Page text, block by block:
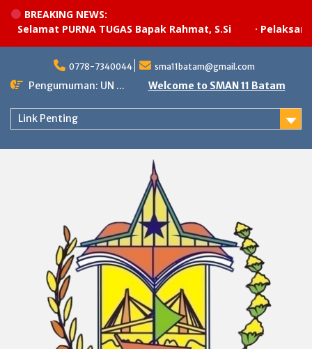
BREAKING NEWS:
PURNA TUGAS Bapak Rahmat, S.Si
·
Pelaksanaan
content
0778-7340044 sma11batam@gmail.com
Pengumuman: UN ... Welcome to SMAN 11 Batam
Link Penting